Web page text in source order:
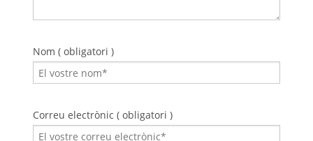
Nom ( obligatori )
Correu electrònic ( obligatori )